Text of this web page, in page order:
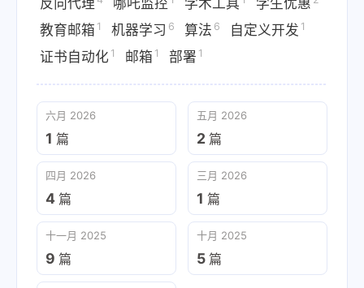
反向代理 哪吒监控 学术工具 学生优惠
教育邮箱 1 机器学习 6 算法 6 自定义开发 1
证书自动化 1 邮箱 1 部署 1
六月 2026
1 篇
五月 2026
2 篇
四月 2026
4 篇
三月 2026
1 篇
十一月 2025
9 篇
十月 2025
5 篇